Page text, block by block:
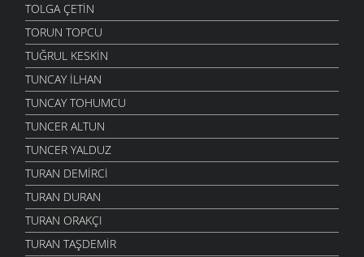
TOLGA ÇETIN
TORUN TOPCU
TUĞRUL KESKIN
TUNCAY İLHAN
TUNCAY TOHUMCU
TUNCER ALTUN
TUNCER YALDUZ
TURAN DEMIRCI
TURAN DURAN
TURAN ORAKÇI
TURAN TAŞDEMIR